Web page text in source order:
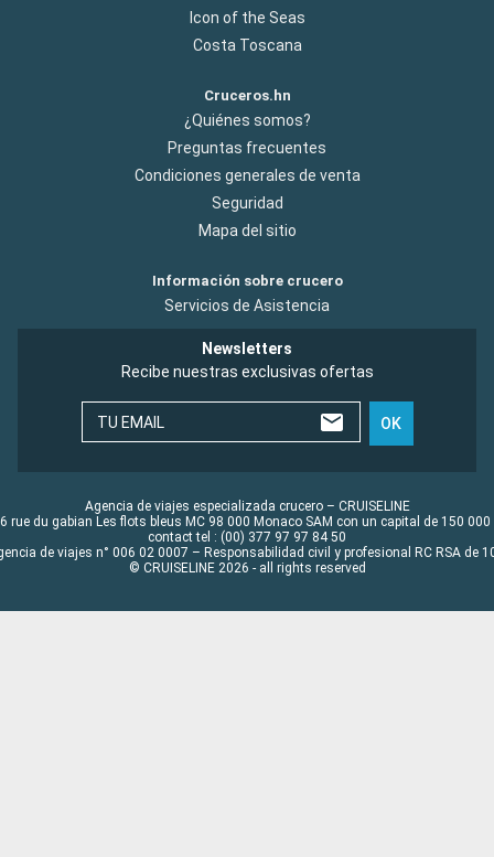
Icon of the Seas
Costa Toscana
Cruceros.hn
¿Quiénes somos?
Preguntas frecuentes
Condiciones generales de venta
Seguridad
Mapa del sitio
Información sobre crucero
Servicios de Asistencia
Newsletters
Recibe nuestras exclusivas ofertas
TU EMAIL OK
Agencia de viajes especializada crucero – CRUISELINE
rue du gabian Les flots bleus MC 98 000 Monaco SAM con un capital de 150 000
contact tel : (00) 377 97 97 84 50
de viajes n° 006 02 0007 – Responsabilidad civil y profesional RC RSA de
© CRUISELINE 2026 - all rights reserved